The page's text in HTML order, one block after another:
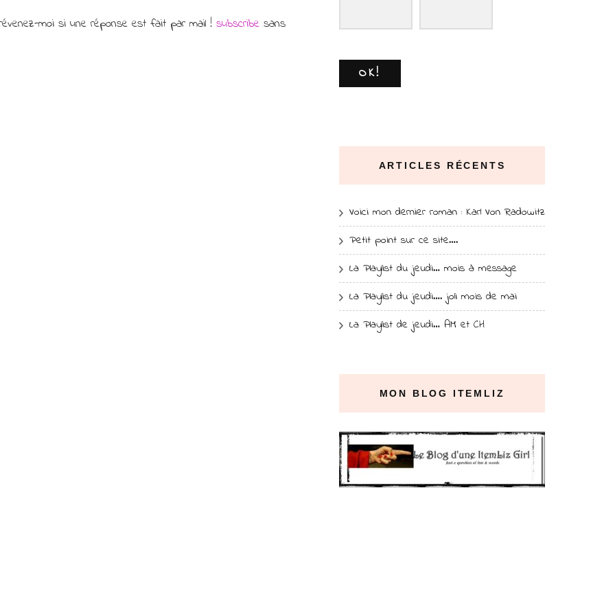
moi si une réponse est fait par mail ! subscribe sans
OK!
ARTICLES RÉCENTS
Voici mon dernier roman : Karl Von Radowitz
Petit point sur ce site….
La Playlist du jeudi… mois à message
La Playlist du jeudi…. joli mois de mai
La Playlist de jeudi… AM et CH
MON BLOG ITEMLIZ